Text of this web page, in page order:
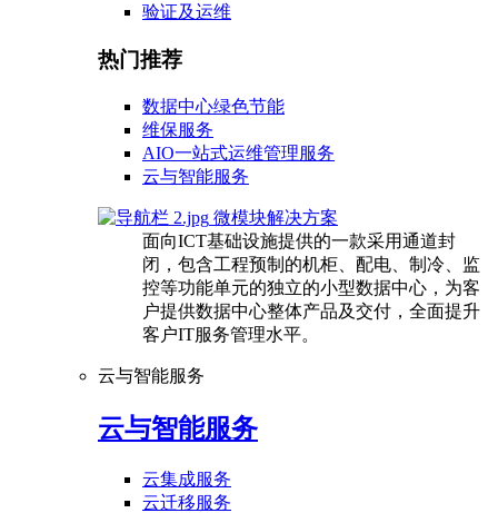
验证及运维
热门推荐
数据中心绿色节能
维保服务
AIO一站式运维管理服务
云与智能服务
微模块解决方案
面向ICT基础设施提供的一款采用通道封
闭，包含工程预制的机柜、配电、制冷、监
控等功能单元的独立的小型数据中心，为客
户提供数据中心整体产品及交付，全面提升
客户IT服务管理水平。
云与智能服务
云与智能服务
云集成服务
云迁移服务